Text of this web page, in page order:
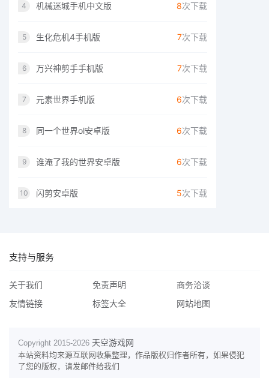
4 机械迷城手机中文版 8次下载
5 生化危机4手机版 7次下载
6 万兴神剪手手机版 7次下载
7 元素世界手机版 6次下载
8 同一个世界ol安卓版 6次下载
9 谁淹了我的世界安卓版 6次下载
10 闪剪安卓版 5次下载
支持与服务
关于我们 免责声明
商务洽谈
友情链接
标签大全 网站地图
Copyright 2015-2026 天空游戏网
本站资料均来源互联网收集整理，作品版权归作者所有，如果侵犯
了您的版权，请发邮件给我们